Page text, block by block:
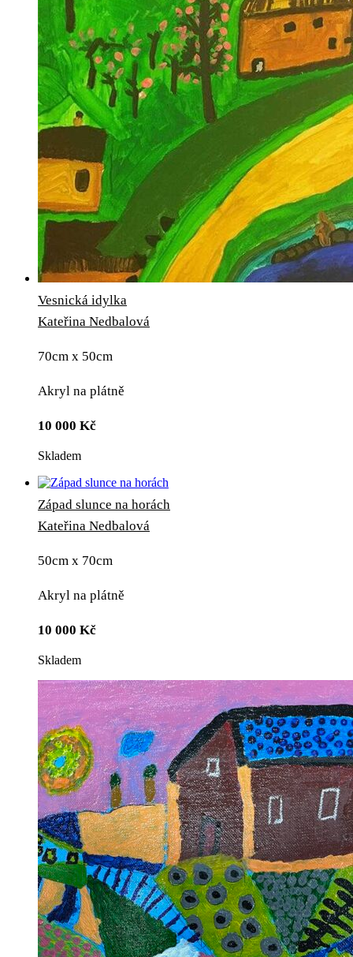
Vesnická idylka
Kateřina Nedbalová
70cm x 50cm
Akryl na plátně
10 000 Kč
Skladem
Západ slunce na horách
Kateřina Nedbalová
50cm x 70cm
Akryl na plátně
10 000 Kč
Skladem